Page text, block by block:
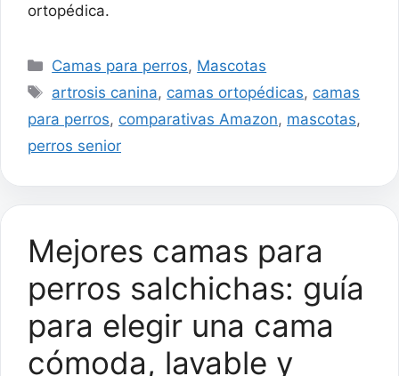
ortopédica.
Categorías
Camas para perros, Mascotas
Etiquetas
artrosis canina, camas ortopédicas, camas
para perros, comparativas Amazon, mascotas,
perros senior
Mejores camas para
perros salchichas: guía
para elegir una cama
cómoda, lavable y